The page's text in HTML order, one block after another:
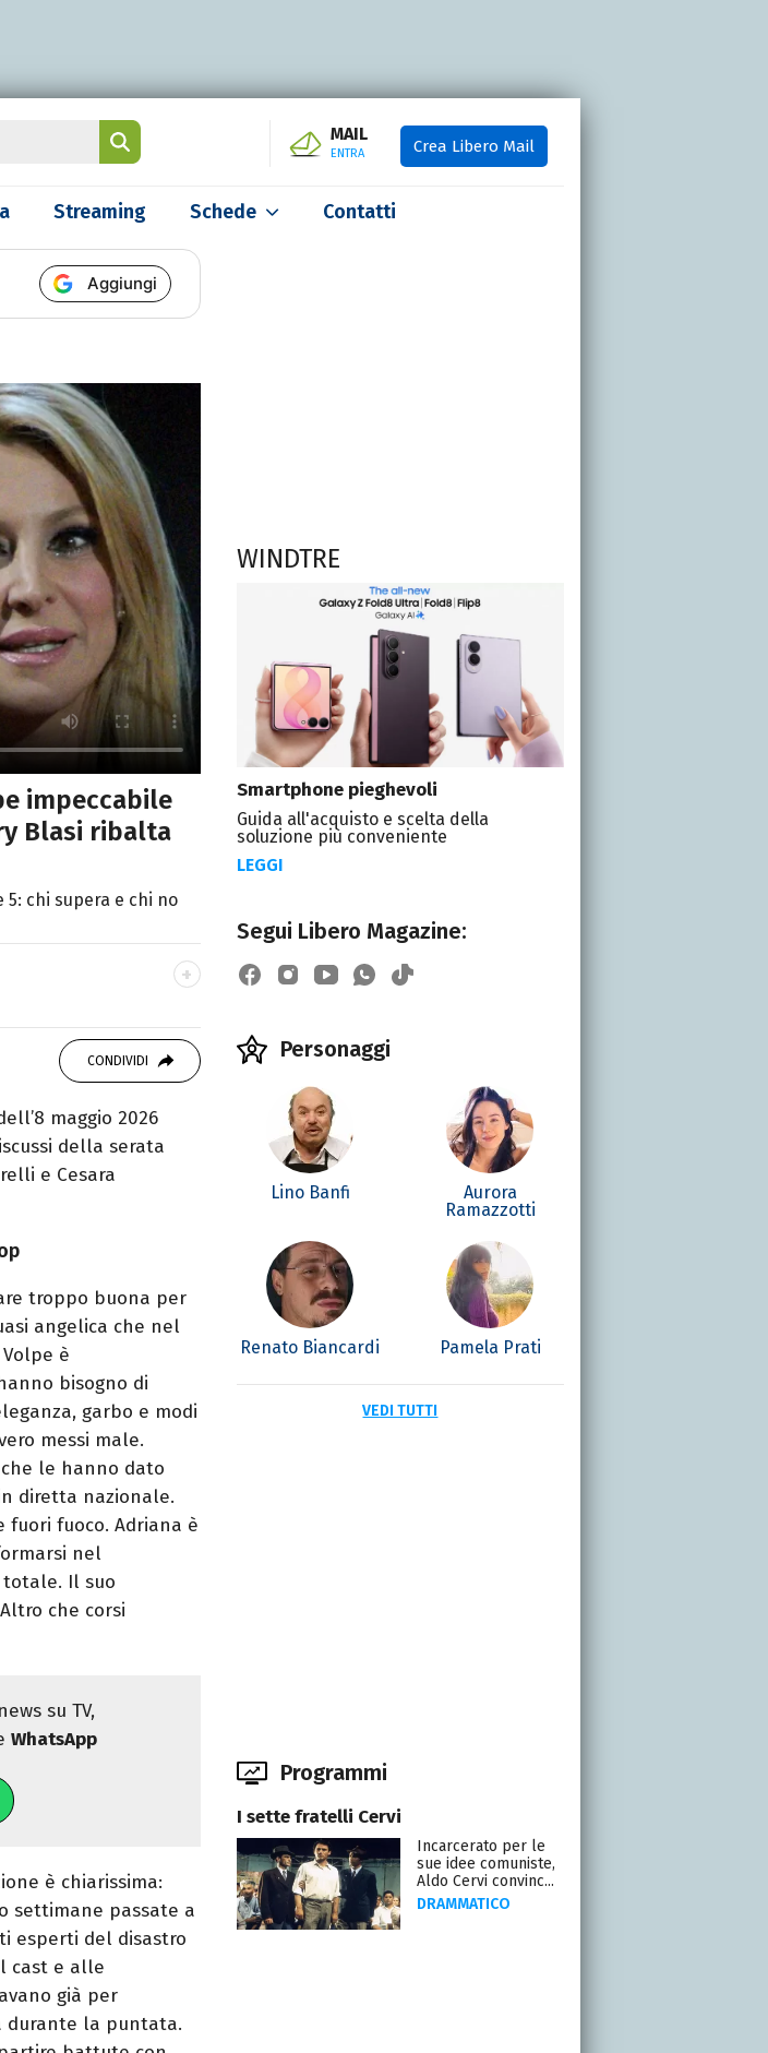
MAIL
ENTRA Crea Libero Mail
Streaming Schede Contatti
Aggiungi
impeccabile
Blasi ribalta
5: chi supera e chi no
e spettacolo tra
CONDIVIDI
maggio 2026
della serata
e Cesara
troppo buona per
angelica che nel
è
bisogno di
garbo e modi
messi male.
che le hanno dato
diretta nazionale.
fuori fuoco. Adriana è
nel
totale. Il suo
che corsi
su TV,
WhatsApp
è chiarissima:
settimane passate a
esperti del disastro
cast e alle
già per
durante la puntata.
WINDTRE
Smartphone pieghevoli
Guida all'acquisto e scelta della
soluzione più conveniente
LEGGI
Segui Libero Magazine:
Personaggi
Lino Banfi
Aurora
Ramazzotti
Renato Biancardi Pamela Prati
VEDI TUTTI
Programmi
I sette fratelli Cervi
Incarcerato per le
sue idee comuniste,
Aldo Cervi convinc...
DRAMMATICO